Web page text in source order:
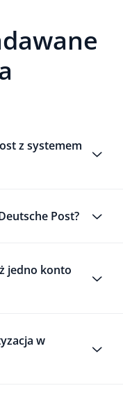
z systemem
Post?
jedno konto
w